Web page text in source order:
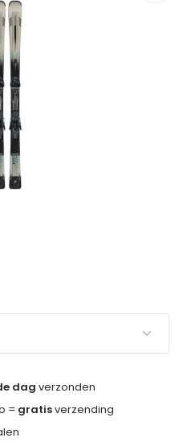
dag verzonden
= gratisverzending